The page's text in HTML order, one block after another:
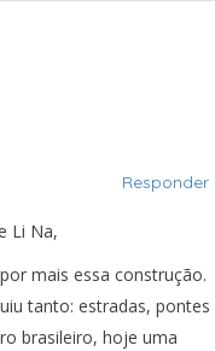
Responder
Li Na,
mais essa construção.
tanto: estradas, pontes
brasileiro, hoje uma